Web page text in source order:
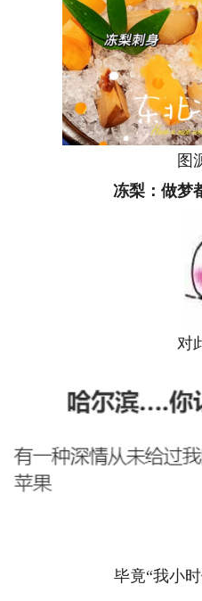
图源
冻梨：做梦
对此
毕竟“我小时